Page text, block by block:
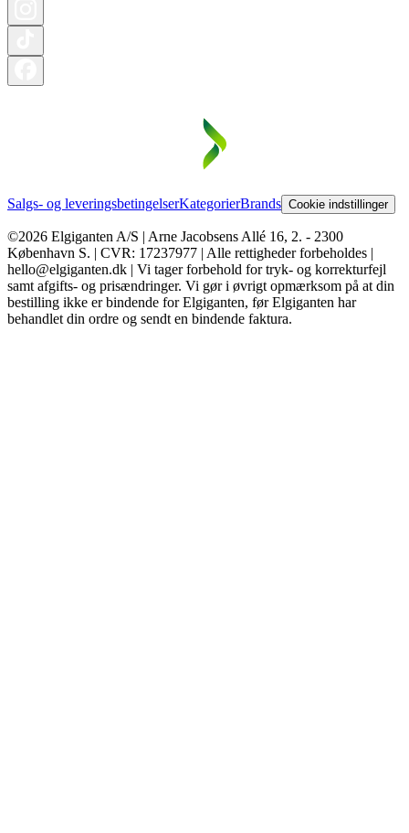
Salgs- og leveringsbetingelserKategorierBrands Cookie indstillinger
©2026 Elgiganten A/S | Arne Jacobsens Allé 16, 2. - 2300
København S. | CVR: 17237977 | Alle rettigheder forbeholdes |
hello@elgiganten.dk | Vi tager forbehold for tryk- og korrekturfejl
samt afgifts- og prisændringer. Vi gør i øvrigt opmærksom på at din
bestilling ikke er bindende for Elgiganten, før Elgiganten har
behandlet din ordre og sendt en bindende faktura.